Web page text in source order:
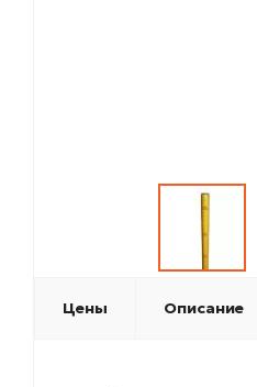
Цены Описание